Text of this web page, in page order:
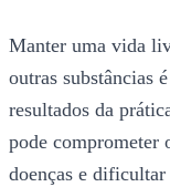
Manter uma vida
outras substâncias
resultados da
pode comprometer
doenças e